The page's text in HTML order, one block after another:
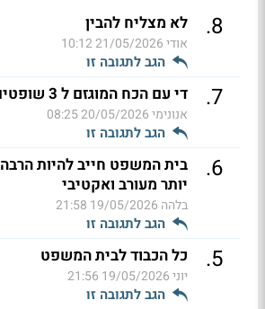
8
. לא מצליח להבין
אודי21/05/2026 10:12
הגב לתגובה זו
7
. די עם הכח המוגזם ל 3 שופטים.
אנונימי20/05/2026 08:25
הגב לתגובה זו
6
.
בית המשפט חייב להיות הרבה
יותר מעורב ואקטיבי
בלהה 19/05/2026 21:58
הגב לתגובה זו
5
. כל הכבוד לבית המשפט
יוני19/05/2026 21:56
הגב לתגובה זו